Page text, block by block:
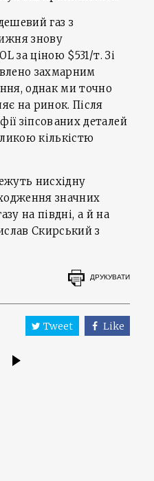
газ з
знову
за ціною $531/т. Зі
захмарним
однак ми точно
на ринок. Після
зіпсованих деталей
кількістю
нисхідну
значних
на півдні, а й на
Скирський з
ДРУКУВАТИ
Tweet Like